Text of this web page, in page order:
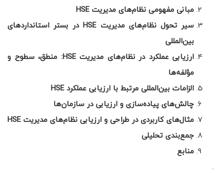
مبانی مفهومی نظام‌های مدیریت HSE
سیر تحول نظام‌های مدیریت HSEدر بستر استانداردهای
بین‌المللی
ارزیابی عملکرد در نظام‌های مدیریتHSE: منطق، سطوح و
مؤلفه‌ها
الزامات بین‌المللی مرتبط با ارزیابی عملکرد HSE
چالش‌های پیاده‌سازی و ارزیابی در سازمان‌ها
مثال‌های کاربردی در طراحی و ارزیابی نظام‌های مدیریت HSE
جمع‌بندی تحلیلی
منابع
.